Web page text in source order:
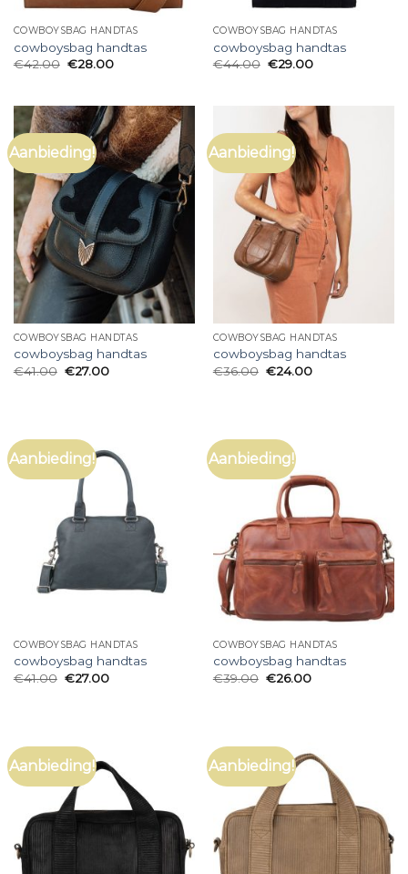
COWBOYSBAG HANDTAS
cowboysbag handtas
€42.00 €28.00
COWBOYSBAG HANDTAS
cowboysbag handtas
€44.00 €29.00
Aanbieding!
COWBOYSBAG HANDTAS
cowboysbag handtas
€41.00 €27.00
Aanbieding!
COWBOYSBAG HANDTAS
cowboysbag handtas
€36.00 €24.00
Aanbieding!
COWBOYSBAG HANDTAS
cowboysbag handtas
€41.00 €27.00
Aanbieding!
COWBOYSBAG HANDTAS
cowboysbag handtas
€39.00 €26.00
Aanbieding! Aanbieding!